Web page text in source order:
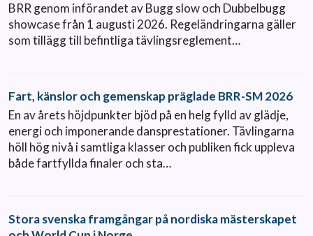
BRR genom införandet av Bugg slow och Dubbelbugg
showcase från 1 augusti 2026. Regeländringarna gäller
som tillägg till befintliga tävlingsreglement…
Fart, känslor och gemenskap präglade BRR-SM 2026
En av årets höjdpunkter bjöd på en helg fylld av glädje,
energi och imponerande dansprestationer. Tävlingarna
höll hög nivå i samtliga klasser och publiken fick uppleva
både fartfyllda finaler och sta…
Stora svenska framgångar på nordiska mästerskapet